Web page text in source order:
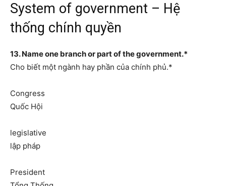
System of government – Hệ
thống chính quyền
13. Name one branch or part of the government.*
Cho biết một ngành hay phần của chính phủ.*
Congress
Quốc Hội
legislative
lập pháp
President